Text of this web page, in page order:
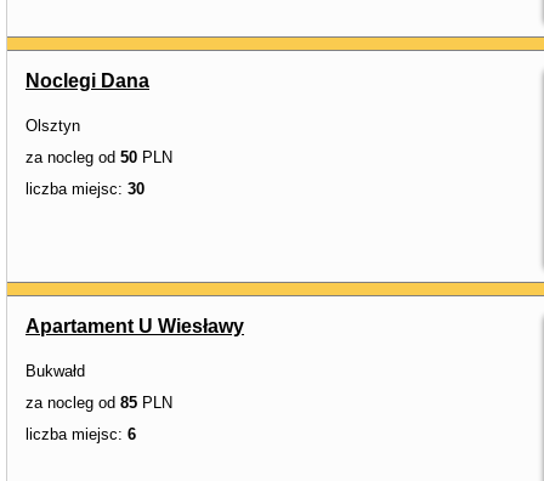
Noclegi Dana
Olsztyn
za nocleg od 50 PLN
liczba miejsc: 30
Apartament U Wiesławy
Bukwałd
za nocleg od 85 PLN
liczba miejsc: 6